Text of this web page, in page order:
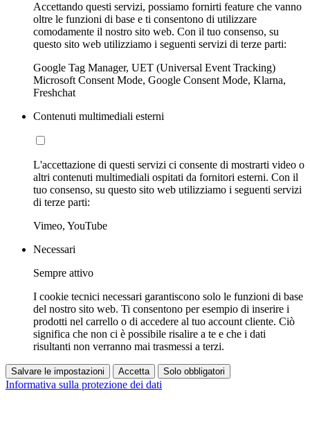
Accettando questi servizi, possiamo fornirti feature che vanno
oltre le funzioni di base e ti consentono di utilizzare
comodamente il nostro sito web. Con il tuo consenso, su
questo sito web utilizziamo i seguenti servizi di terze parti:
Google Tag Manager, UET (Universal Event Tracking)
Microsoft Consent Mode, Google Consent Mode, Klarna,
Freshchat
Contenuti multimediali esterni
L'accettazione di questi servizi ci consente di mostrarti video o
altri contenuti multimediali ospitati da fornitori esterni. Con il
tuo consenso, su questo sito web utilizziamo i seguenti servizi
di terze parti:
Vimeo, YouTube
Necessari
Sempre attivo
I cookie tecnici necessari garantiscono solo le funzioni di base
del nostro sito web. Ti consentono per esempio di inserire i
prodotti nel carrello o di accedere al tuo account cliente. Ciò
significa che non ci è possibile risalire a te e che i dati
risultanti non verranno mai trasmessi a terzi.
Salvare le impostazioni Accetta Solo obbligatori
Informativa sulla protezione dei dati